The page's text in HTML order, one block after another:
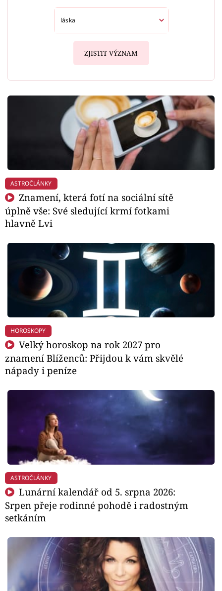
ZJISTIT VÝZNAM
ASTROČLÁNKY
Znamení, která fotí na sociální sítě
úplně vše: Své sledující krmí fotkami
hlavně Lvi
HOROSKOPY
Velký horoskop na rok 2027 pro
znamení Blíženců: Přijdou k vám skvělé
nápady i peníze
ASTROČLÁNKY
Lunární kalendář od 5. srpna 2026:
Srpen přeje rodinné pohodě i radostným
setkáním